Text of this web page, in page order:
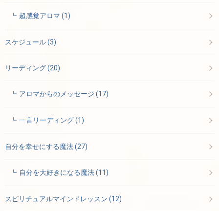
超感覚アロマ(1)
スケジュール(3)
リーディング(20)
アロマからのメッセージ(17)
一言リーディング(1)
自分を幸せにする魔法(27)
自分を大好きになる魔法(11)
スピリチュアルマインドレッスン (12)